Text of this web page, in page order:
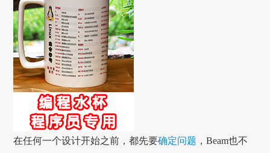
在任何一个设计开始之前，都先要确定问题 ，Beam也不